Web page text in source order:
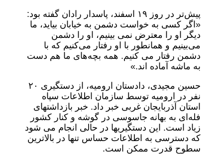
پیش‌تر در روز ۱۹ اسفند، پاسدار رادان گفته بود:
«اگر کسی به خواست دشمن به خیابان بیاید، ما
دیگر او را معترض نمی ‌بینیم، او را دشمن
می‌بینیم و همانطور با او رفتار می‌کنیم که با
دشمن رفتار می‌ کنیم. همه بچه‌های ما هم دست
به ماشه آماده ‌اند.»
حسین مجیدی، دادستان ارومیه، از دستگیری ۲۰
نفر در ارومیه توسط سازمان اطلاعات سپاه
استان آذربایجان غربی خبر داد. خبر بازداشتهای
فله‌ای به بهانه جاسوسی در گوشه و کنار کشور
زیاد است. این دستگیریها در حالی انجام می ‌شود
که دسترسی به اطلاعات حساس تنها در بالاترین
سطوح قدرت ممکن است.